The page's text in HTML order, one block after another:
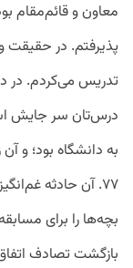
معاون و قائم‌مقام
پذیرفتم. در حقیقت
تدریس می‌کردم. در
درس‌تان سر جایش
به دانشگاه بود؛ و
بچه‌ها را برای
بازگشت تصادف